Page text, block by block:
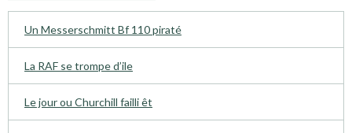
Un Messerschmitt Bf 110 piraté
La RAF se trompe d’ile
Le jour ou Churchill failli êt